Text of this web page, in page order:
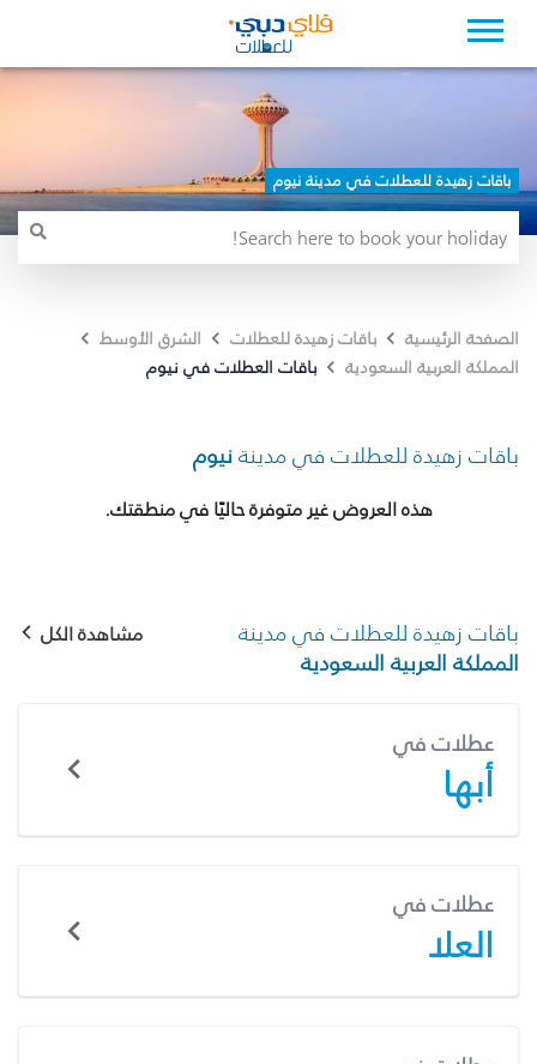
باقات زهيدة للعطلات في مدينة نيوم
الصفحة الرئيسية باقات زهيدة للعطلات
الشرق الأوسط
المملكة العربية السعودية
باقات العطلات في نيوم
باقات زهيدة للعطلات في مدينةنيوم
هذه العروض غير متوفرة حاليًا في منطقتك.
باقات زهيدة للعطلات في مدينة
المملكة العربية السعودية
مشاهدة الكل
عطلات في
أبها
عطلات في
العلا